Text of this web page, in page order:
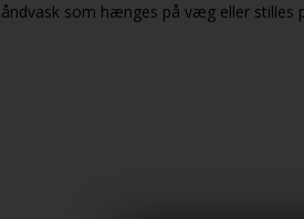
som hænges på væg eller stilles